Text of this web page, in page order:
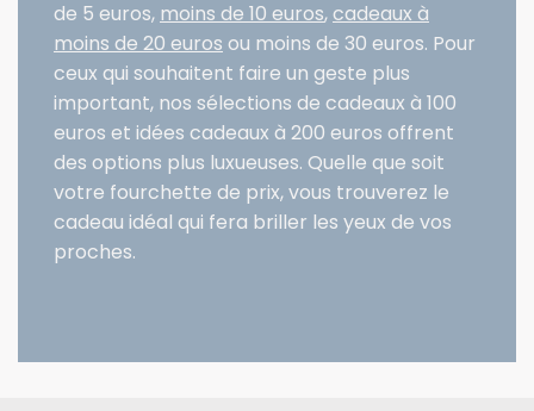
de 5 euros, moins de 10 euros,cadeaux à
moins de 20 euros ou moins de 30 euros. Pour
ceux qui souhaitent faire un geste plus
important, nos sélections de cadeaux à 100
euros et idées cadeaux à 200 euros offrent
des options plus luxueuses. Quelle que soit
votre fourchette de prix, vous trouverez le
cadeau idéal qui fera briller les yeux de vos
proches.